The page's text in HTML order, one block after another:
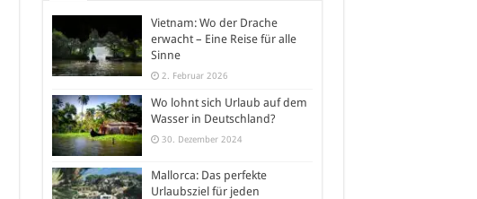
Vietnam: Wo der Drache
erwacht – Eine Reise für alle
Sinne
2. Februar 2026
Wo lohnt sich Urlaub auf dem
Wasser in Deutschland?
30. Dezember 2024
Mallorca: Das perfekte
Urlaubsziel für jeden